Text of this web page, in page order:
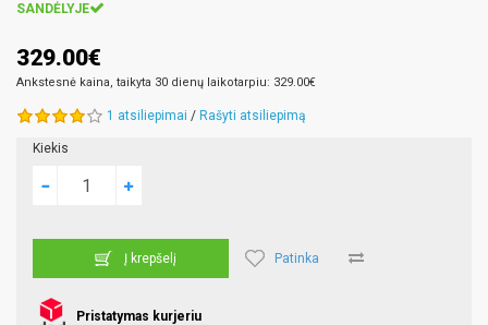
SANDĖLYJE
329.00€
Ankstesnė kaina, taikyta 30 dienų laikotarpiu: 329.00€
1 atsiliepimai / Rašyti atsiliepimą
Kiekis
Į krepšelį Patinka
Pristatymas kurjeriu